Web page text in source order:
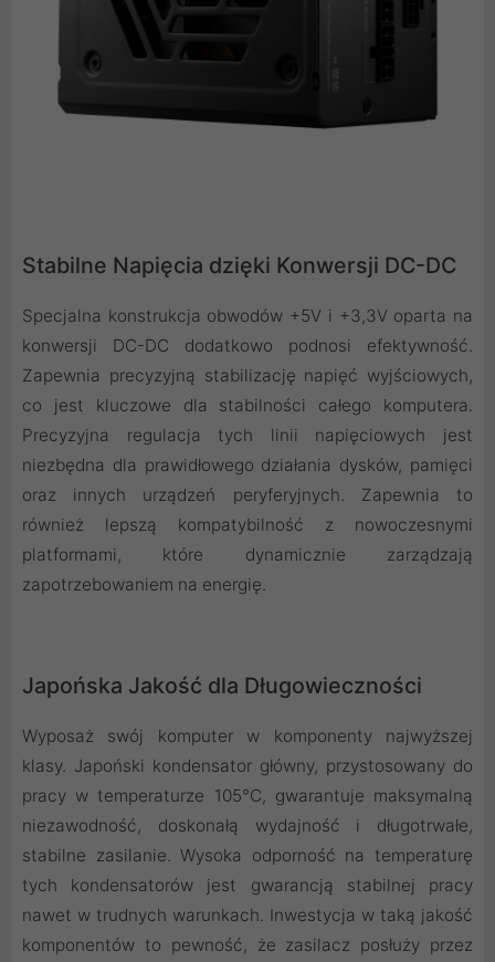
Stabilne Napięcia dzięki Konwersji DC-DC
Specjalna konstrukcja obwodów +5V i +3,3V oparta na
konwersji DC-DC dodatkowo podnosi efektywność.
Zapewnia precyzyjną stabilizację napięć wyjściowych,
co jest kluczowe dla stabilności całego komputera.
Precyzyjna regulacja tych linii napięciowych jest
niezbędna dla prawidłowego działania dysków, pamięci
oraz innych urządzeń peryferyjnych. Zapewnia to
również lepszą kompatybilność z nowoczesnymi
platformami, które dynamicznie zarządzają
zapotrzebowaniem na energię.
Japońska Jakość dla Długowieczności
Wyposaż swój komputer w komponenty najwyższej
klasy. Japoński kondensator główny, przystosowany do
pracy w temperaturze 105°C, gwarantuje maksymalną
niezawodność, doskonałą wydajność i długotrwałe,
stabilne zasilanie. Wysoka odporność na temperaturę
tych kondensatorów jest gwarancją stabilnej pracy
nawet w trudnych warunkach. Inwestycja w taką jakość
komponentów to pewność, że zasilacz posłuży przez